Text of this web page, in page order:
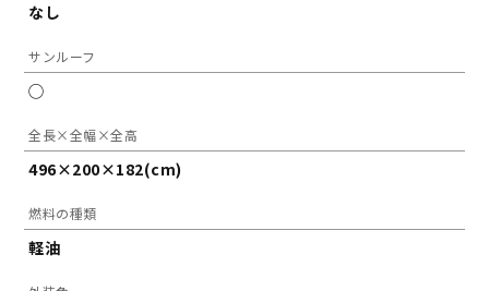
なし
サンルーフ
◯
全長×全幅×全高
496×200×182(cm)
燃料の種類
軽油